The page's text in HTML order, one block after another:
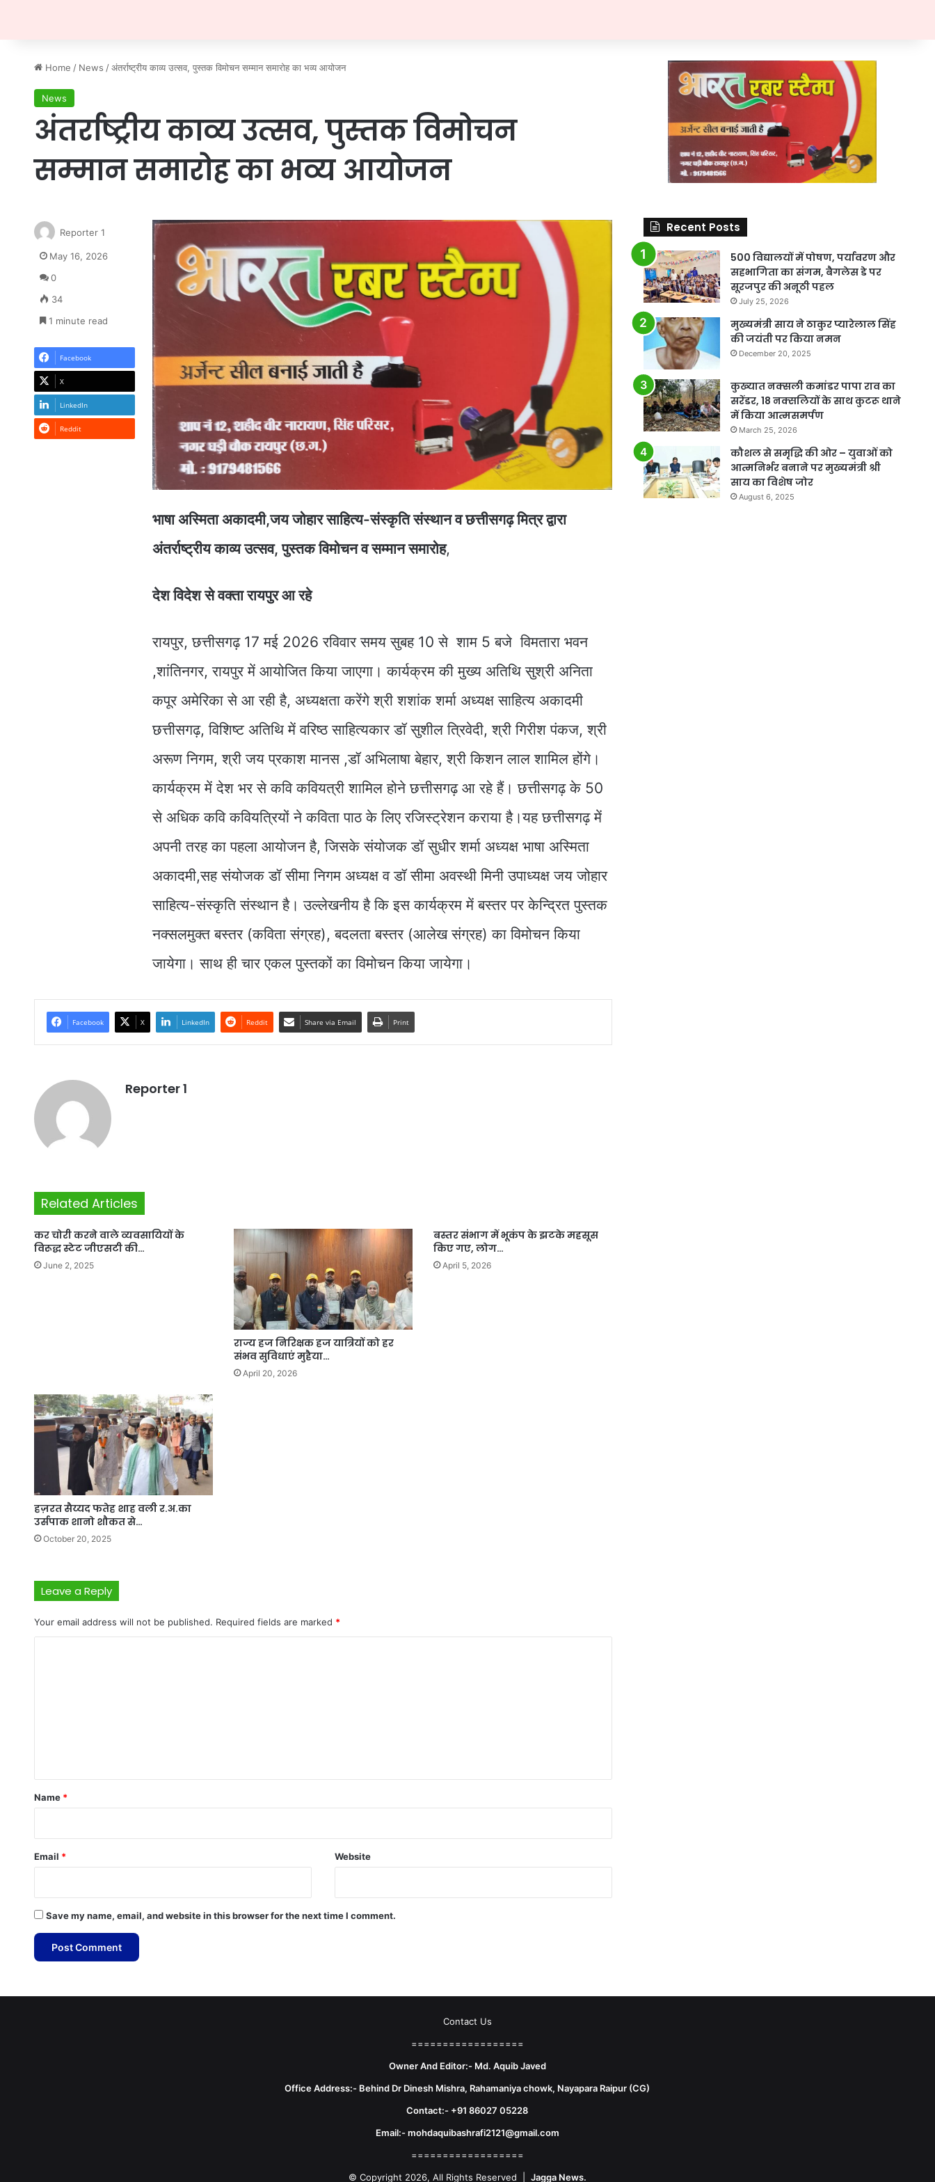
Home / News / अंतर्राष्ट्रीय काव्य उत्सव, पुस्तक विमोचन सम्मान समारोह का भव्य आयोजन
News
अंतर्राष्ट्रीय काव्य उत्सव, पुस्तक विमोचन
सम्मान समारोह का भव्य आयोजन
भाषा अस्मिता अकादमी,जय जोहार साहित्य-संस्कृति संस्थान व छत्तीसगढ़ मित्र द्वारा
अंतर्राष्ट्रीय काव्य उत्सव, पुस्तक विमोचन व सम्मान समारोह,
देश विदेश से वक्ता रायपुर आ रहे
रायपुर, छत्तीसगढ़ 17 मई 2026 रविवार समय सुबह 10 से शाम 5 बजे विमतारा भवन
,शांतिनगर, रायपुर में आयोजित किया जाएगा। कार्यक्रम की मुख्य अतिथि सुश्री अनिता
कपूर अमेरिका से आ रही है, अध्यक्षता करेंगे श्री शशांक शर्मा अध्यक्ष साहित्य अकादमी
छत्तीसगढ़, विशिष्ट अतिथि में वरिष्ठ साहित्यकार डॉ सुशील त्रिवेदी, श्री गिरीश पंकज, ‌श्री
अरूण निगम, श्री जय प्रकाश मानस ,डॉ अभिलाषा बेहार, श्री किशन लाल शामिल होंगे।
कार्यक्रम में देश भर से कवि कवियत्री शामिल होने छत्तीसगढ़ आ रहे हैं। छत्तीसगढ़ के 50
से अधिक कवि कवियत्रियों ने कविता पाठ के लिए रजिस्ट्रेशन कराया है।यह छत्तीसगढ़ में
अपनी तरह का पहला आयोजन है, जिसके संयोजक डॉ सुधीर शर्मा अध्यक्ष भाषा अस्मिता
अकादमी,सह संयोजक डॉ सीमा निगम अध्यक्ष व डॉ सीमा अवस्थी मिनी उपाध्यक्ष जय जोहार
साहित्य-संस्कृति संस्थान है। उल्लेखनीय है कि इस कार्यक्रम में बस्तर पर केन्द्रित पुस्तक
नक्सलमुक्त बस्तर (कविता संग्रह), बदलता बस्तर (आलेख संग्रह) का विमोचन किया
जायेगा। साथ ही चार एकल पुस्तकों का विमोचन किया जायेगा।
Reporter 1
May 16, 2026
0
34
1 minute read
Facebook
X
LinkedIn
Reddit
Facebook X LinkedIn Reddit Share via Email Print
Reporter 1
Related Articles
कर चोरी करने वाले व्यवसायियों के
विरूद्ध स्टेट जीएसटी की…
June 2, 2025
राज्य हज निरिक्षक हज यात्रियों को हर
संभव सुविधाएं मुहैया…
April 20, 2026
बस्तर संभाग में भूकंप के झटके महसूस
किए गए, लोग…
April 5, 2026
हज़रत सैय्यद फतेह शाह वली र.अ.का
उर्सपाक शानो शौकत से…
October 20, 2025
Leave a Reply
Your email address will not be published. Required fields are marked *
*
Name *
Email * Website
Save my name, email, and website in this browser for the next time I comment.
Recent Posts
500 विद्यालयों में पोषण, पर्यावरण और
सहभागिता का संगम, बैगलेस डे पर
सूरजपुर की अनूठी पहल
July 25, 2026
मुख्यमंत्री साय ने ठाकुर प्यारेलाल सिंह
की जयंती पर किया नमन
December 20, 2025
कुख्‍यात नक्‍सली कमांडर पापा राव का
सरेंडर, 18 नक्सलियों के साथ कुटरू थाने
में किया आत्मसमर्पण
March 25, 2026
कौशल से समृद्धि की ओर – युवाओं को
आत्मनिर्भर बनाने पर मुख्यमंत्री श्री
साय का विशेष जोर
August 6, 2025
Contact Us
==================
Owner And Editor:- Md. Aquib Javed
Office Address:- Behind Dr Dinesh Mishra, Rahamaniya chowk, Nayapara Raipur (CG)
Contact:- +91 86027 05228
Email:- mohdaquibashrafi2121@gmail.com
==================
© Copyright 2026, All Rights Reserved | Jagga News.